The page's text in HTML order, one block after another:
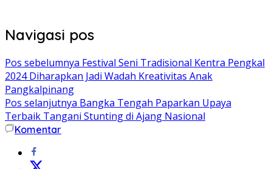
Navigasi pos
Pos sebelumnya Festival Seni Tradisional Kentra Pengkal
2024 Diharapkan Jadi Wadah Kreativitas Anak
Pangkalpinang
Pos selanjutnya Bangka Tengah Paparkan Upaya
Terbaik Tangani Stunting di Ajang Nasional
Komentar